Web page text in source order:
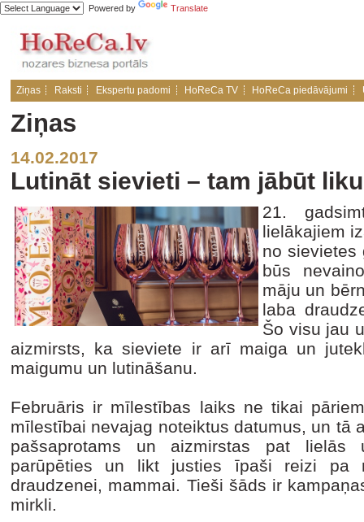
Powered by Translate
Ziņas Raksti Ekspertu padomi HoReCa TV HoReCa piedāvājumi
Ziņas
14.02.2017
Lutināt sievieti – tam jābūt
21.
lielākajiem
no sievietes
būs
māju un
laba
Šo visu jau
aizmirsts, ka sieviete ir arī maiga un
maigumu un lutināšanu.
Februāris ir mīlestības laiks ne tikai
mīlestībai nevajag noteiktus datumus, un tā
pašsaprotams un aizmirstas pat lielās
parūpēties un likt justies īpaši reizi pa
draudzenei, mammai. Tieši šāds ir
mirkli.